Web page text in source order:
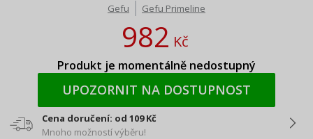
Gefu Gefu Primeline
982Kč
Produkt je momentálně nedostupný
UPOZORNIT NA DOSTUPNOST
Cena doručení: od 109 Kč
Mnoho možností výběru!